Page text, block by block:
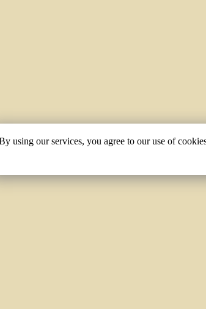
using our services, you agree to our use of